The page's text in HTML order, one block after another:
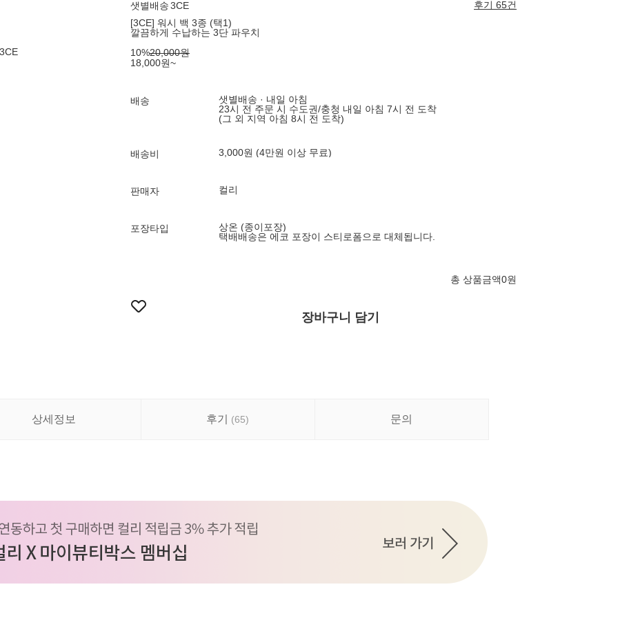
샛별배송3CE
후기 65건
[3CE] 워시 백 3종 (택1)
깔끔하게 수납하는 3단 파우치
10%20,000원
18,000원~
배송
샛별배송 · 내일 아침
23시 전 주문 시 수도권/충청 내일 아침 7시 전 도착
(그 외 지역 아침 8시 전 도착)
배송비 3,000원 (4만원 이상 무료)
판매자 컬리
포장타입
상온 (종이포장)
택배배송은 에코 포장이 스티로폼으로 대체됩니다.
총 상품금액0원
장바구니 담기
상세정보 후기 (65) 문의